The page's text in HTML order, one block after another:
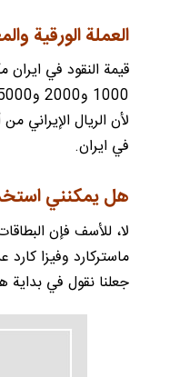
العملة الورقية
لأن الريال الإيراني
في ايران.
هل يمكنني
لا، للأسف فإن
ماستركارد وفيزا
جعلنا نقول في بداية